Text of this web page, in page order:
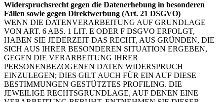
Widerspruchsrecht gegen die Datenerhebung in besonderen
Fällen sowie gegen Direktwerbung (Art. 21 DSGVO)
WENN DIE DATENVERARBEITUNG AUF GRUNDLAGE
VON ART. 6 ABS. 1 LIT. E ODER F DSGVO ERFOLGT,
HABEN SIE JEDERZEIT DAS RECHT, AUS GRÜNDEN, DIE
SICH AUS IHRER BESONDEREN SITUATION ERGEBEN,
GEGEN DIE VERARBEITUNG IHRER
PERSONENBEZOGENEN DATEN WIDERSPRUCH
EINZULEGEN; DIES GILT AUCH FÜR EIN AUF DIESE
BESTIMMUNGEN GESTÜTZTES PROFILING. DIE
JEWEILIGE RECHTSGRUNDLAGE, AUF DENEN EINE